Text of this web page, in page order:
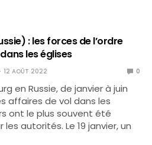
: les forces de l’ordre
les églises
12 AOÛT 2022 0
en Russie, de janvier à juin
affaires de vol dans les
ont le plus souvent été
autorités. Le 19 janvier, un